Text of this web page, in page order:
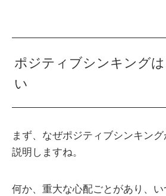
ポジティブシンキング
い
まず、なぜポジティブシンキン
説明しますね。
何か、重大な心配ごとがあり、